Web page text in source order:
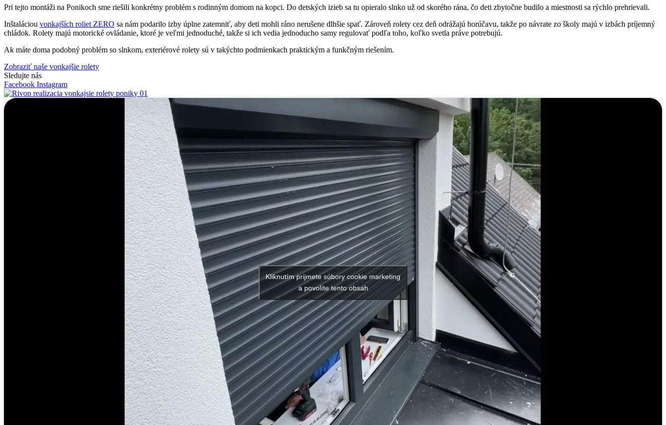
Pri tejto montáži na Ponikoch sme riešili konkrétny problém s rodinným domom na kopci. Do detských izieb sa tu opieralo slnko už od skorého rána, čo deti zbytočne budilo a miestnosti sa rýchlo prehrievali.
Inštaláciou vonkajších roliet ZERO sa nám podarilo izby úplne zatemniť, aby deti mohli ráno nerušene dlhšie spať. Zároveň rolety cez deň odrážajú horúčavu, takže po návrate zo školy majú v izbách príjemný
chládok. Rolety majú motorické ovládanie, ktoré je veľmi jednoduché, takže si ich vedia jednoducho samy regulovať podľa toho, koľko svetla práve potrebujú.
Ak máte doma podobný problém so slnkom, exteriérové rolety sú v takýchto podmienkach praktickým a funkčným riešením.
Zobraziť naše vonkajšie rolety
Sledujte nás
Facebook Instagram
Kliknutím prijmete súbory cookie marketing
a povolíte tento obsah